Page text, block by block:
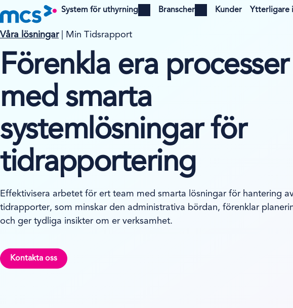
System för uthyrning
Open menu
Branscher
Open menu
Kunder Ytterligare
Open menu
Våra lösningar| Min Tidsrapport
Förenkla era processer
med smarta
systemlösningar för
tidrapportering
Effektivisera arbetet för ert team med smarta lösningar för hantering
tidrapporter, som minskar den administrativa bördan, förenklar
och ger tydliga insikter om er verksamhet.
Kontakta oss